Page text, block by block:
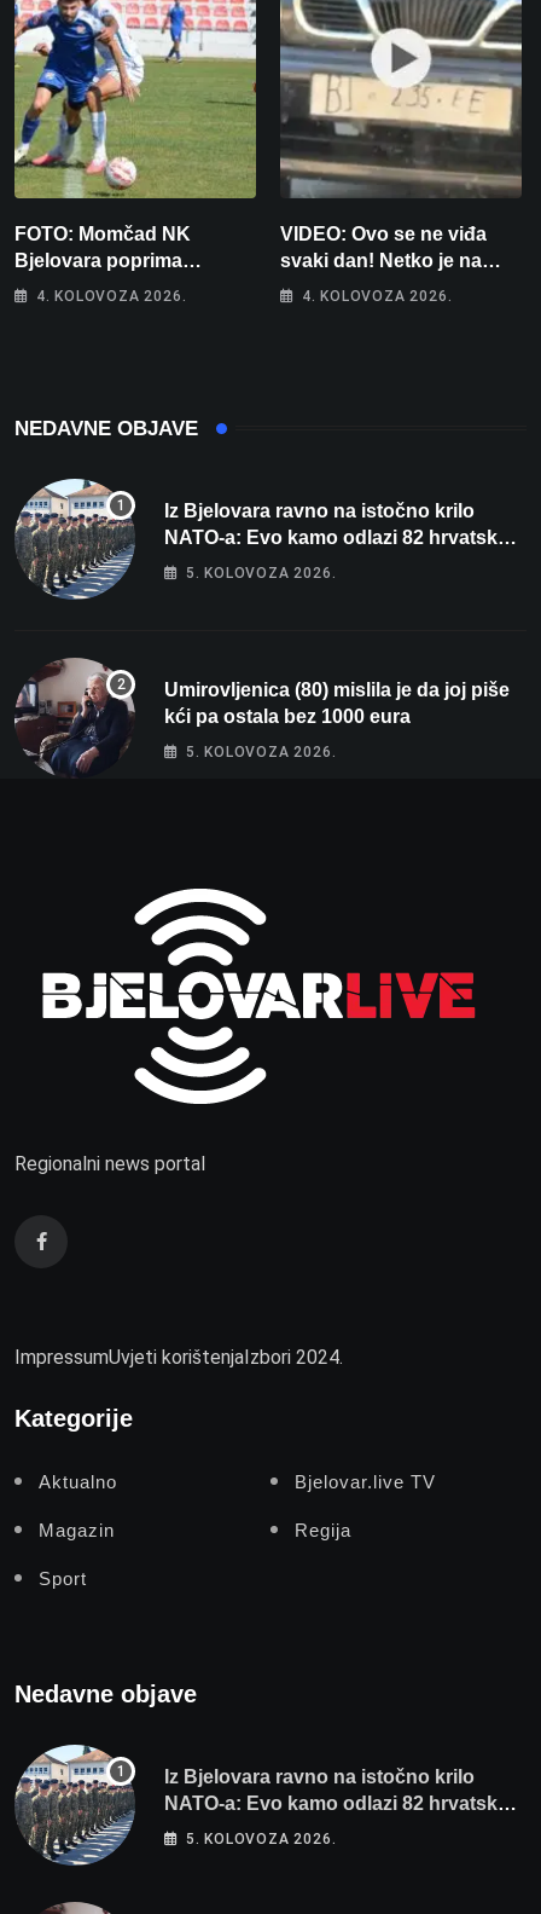
FOTO: Momčad NK
Bjelovara poprima
jesenski izgled
4. KOLOVOZA 2026.
VIDEO: Ovo se ne viđa
svaki dan! Netko je na
auto stavio – ručno
4. KOLOVOZA 2026.
NEDAVNE OBJAVE
Iz Bjelovara ravno na istočno krilo
NATO-a: Evo kamo odlazi 82 hrvatska
vojnika i 6 vojnikinja
5. KOLOVOZA 2026.
Umirovljenica (80) mislila je da joj piše
kći pa ostala bez 1000 eura
5. KOLOVOZA 2026.
Regionalni news portal
ImpressumUvjeti korištenjaIzbori 2024.
Kategorije
Aktualno Bjelovar.live TV
Magazin Regija
Sport
Nedavne objave
Iz Bjelovara ravno na istočno krilo
NATO-a: Evo kamo odlazi 82 hrvatska
vojnika i 6 vojnikinja
5. KOLOVOZA 2026.